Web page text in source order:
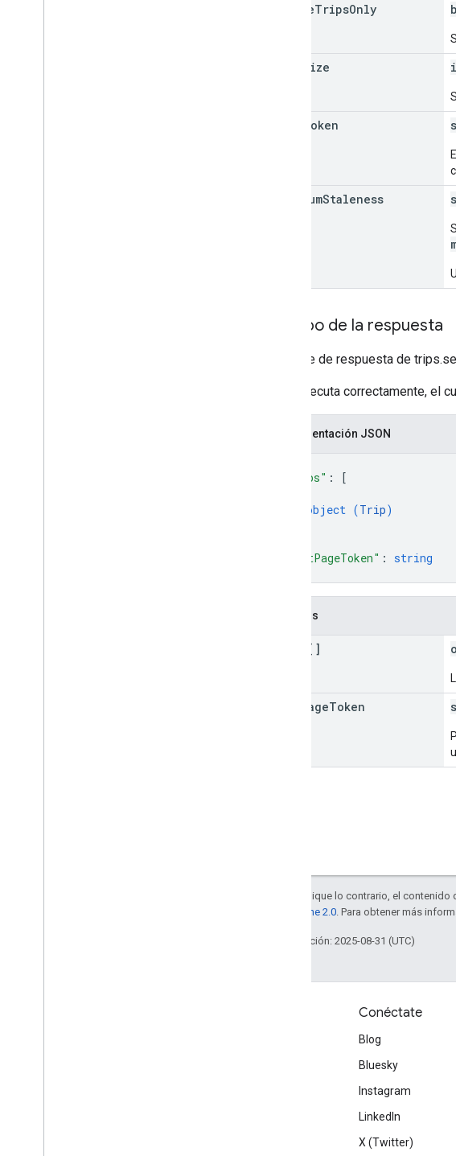
activeTripsOnly
Size
Token
minimumStaleness
Cuerpo de la respuesta
mensaje de respuesta de
Si se ejecuta correctamente, el
Representación JSON
"trips" :
[
object (Trip)
"nextPageToken" : string
Campos
trips[]
PageToken
Salvo que se indique lo contrario, el
licencia Apache 2.0 . Para obtener más
Última actualización: 2025-08-31 (UTC)
Conéctate
Blog
Bluesky
Instagram
LinkedIn
X (Twitter)